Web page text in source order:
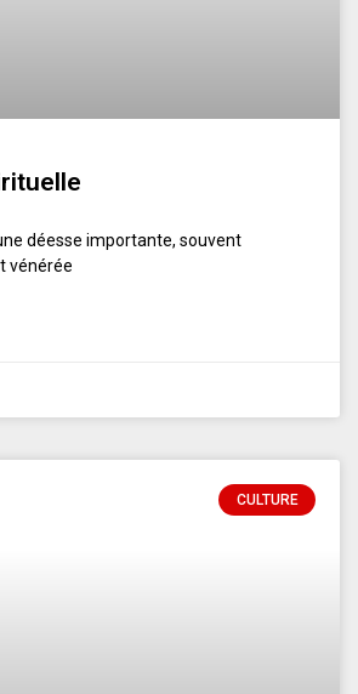
déesse importante, souvent
vénérée
CULTURE